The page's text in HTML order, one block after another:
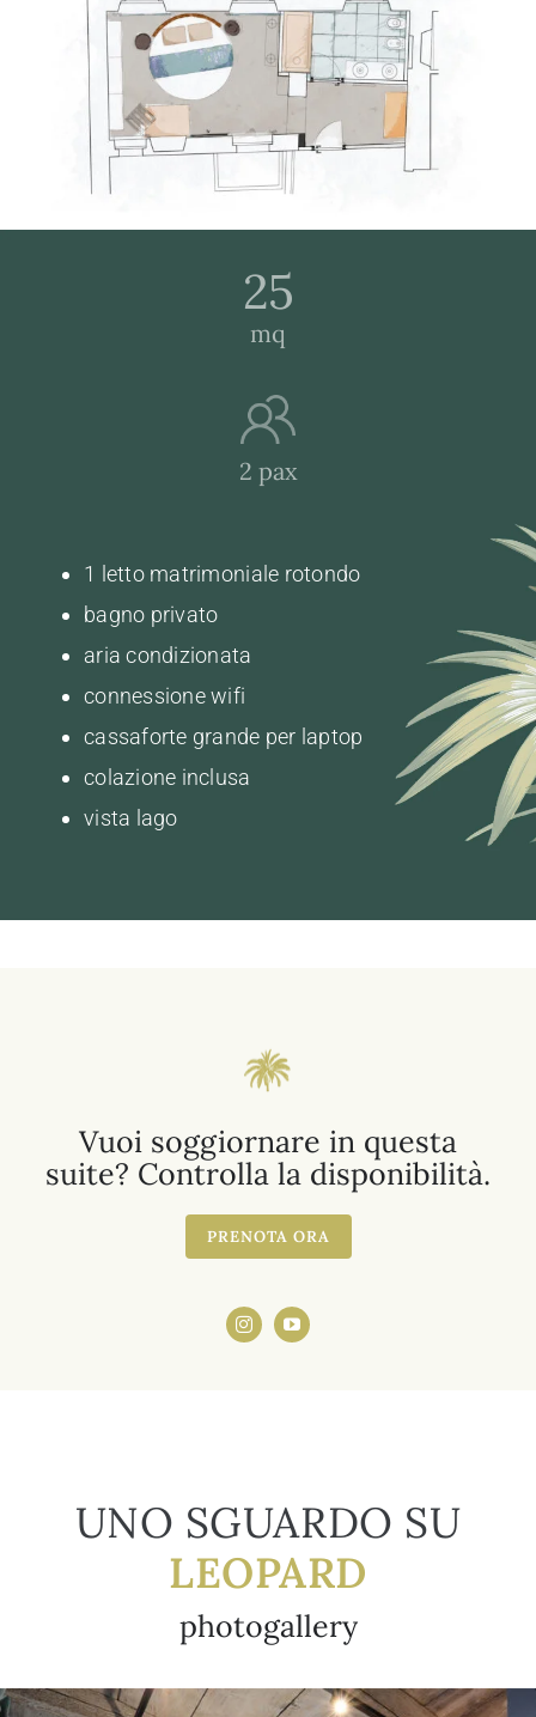
25
mq
2 pax
1 letto matrimoniale rotondo
bagno privato
aria condizionata
connessione wifi
cassaforte grande per laptop
colazione inclusa
vista lago
Vuoi soggiornare in questa
suite? Controlla la disponibilità.
PRENOTA ORA
UNO SGUARDO SU
LEOPARD
photogallery